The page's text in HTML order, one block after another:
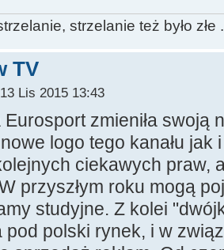
strzelanie też było złe
TV
Lis 2015 13:43
zmieniła swoją
logo tego kanału jak
ciekawych praw,
przyszłym roku mogą
studyjne. Z kolei
pod polski rynek, i w